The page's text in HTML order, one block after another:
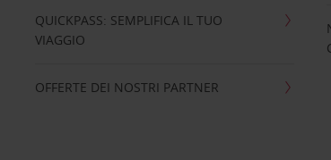
QUICKPASS: SEMPLIFICA IL TUO
VIAGGIO
OFFERTE DEI NOSTRI PARTNER